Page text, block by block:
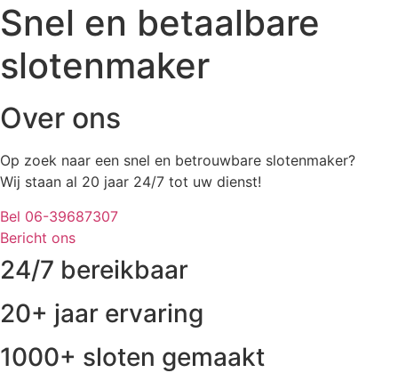
Snel en betaalbare
slotenmaker
Over ons
Op zoek naar een snel en betrouwbare slotenmaker?
Wij staan al 20 jaar 24/7 tot uw dienst!
Bel 06-39687307
Bericht ons
24/7 bereikbaar
20+ jaar ervaring
1000+ sloten gemaakt